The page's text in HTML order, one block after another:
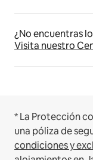
¿No encuentras
Visita nuestro
* La Protección
una póliza de
condiciones y